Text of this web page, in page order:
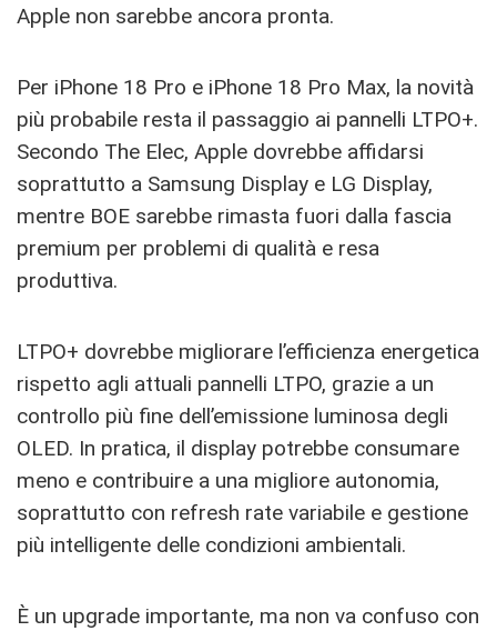
Apple non sarebbe ancora pronta.
Per iPhone 18 Pro e iPhone 18 Pro Max, la novità
più probabile resta il passaggio ai pannelli LTPO+.
Secondo The Elec, Apple dovrebbe affidarsi
soprattutto a Samsung Display e LG Display,
mentre BOE sarebbe rimasta fuori dalla fascia
premium per problemi di qualità e resa
produttiva.
LTPO+ dovrebbe migliorare l’efficienza energetica
rispetto agli attuali pannelli LTPO, grazie a un
controllo più fine dell’emissione luminosa degli
OLED. In pratica, il display potrebbe consumare
meno e contribuire a una migliore autonomia,
soprattutto con refresh rate variabile e gestione
più intelligente delle condizioni ambientali.
È un upgrade importante, ma non va confuso con